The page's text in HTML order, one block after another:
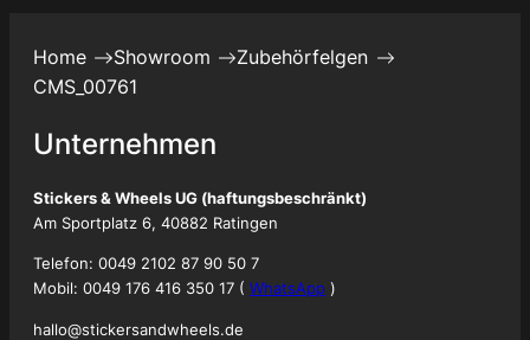
Home Showroom
Zubehörfelgen
CMS_00761
Unternehmen
Stickers & Wheels UG (haftungsbeschränkt)
Am Sportplatz 6, 40882 Ratingen
Telefon: 0049 2102 87 90 50 7
Mobil: 0049 176 416 350 17 ( WhatsApp )
hallo@stickersandwheels.de